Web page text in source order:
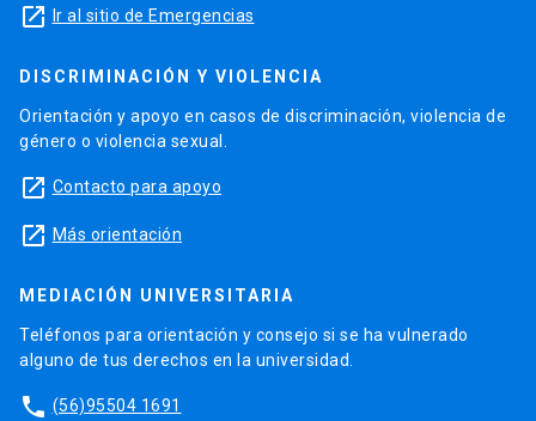
launch Ir al sitio de Emergencias
DISCRIMINACIÓN Y VIOLENCIA
Orientación y apoyo en casos de discriminación, violencia de
género o violencia sexual.
launch Contacto para apoyo
launch Más orientación
MEDIACIÓN UNIVERSITARIA
Teléfonos para orientación y consejo si se ha vulnerado
alguno de tus derechos en la universidad.
phone (56)95504 1691